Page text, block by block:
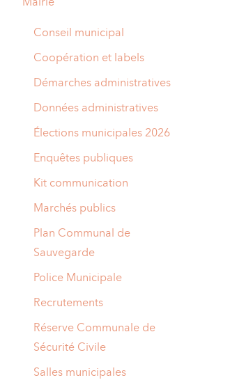
Conseil municipal
Coopération et labels
Démarches administratives
Données administratives
Élections municipales 2026
Enquêtes publiques
Kit communication
Marchés publics
Plan Communal de
Sauvegarde
Police Municipale
Recrutements
Réserve Communale de
Sécurité Civile
Salles municipales